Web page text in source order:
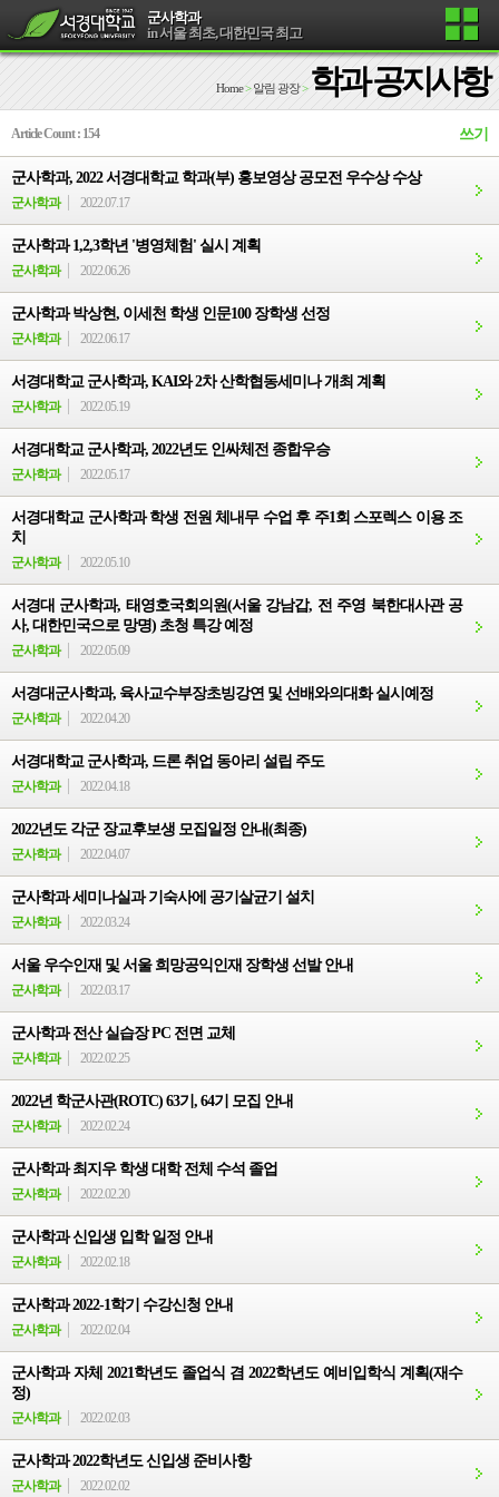
군사학과
in 서울 최초, 대한민국 최고
Home> 알림 광장> 학과 공지사항
Article Count : 154 쓰기
군사학과, 2022 서경대학교 학과(부) 홍보영상 공모전 우수상 수상
군사학과 2022.07.17
군사학과 1,2,3학년 '병영체험' 실시 계획
군사학과 2022.06.26
군사학과 박상현, 이세천 학생 인문100 장학생 선정
군사학과 2022.06.17
서경대학교 군사학과, KAI와 2차 산학협동세미나 개최 계획
군사학과 2022.05.19
서경대학교 군사학과, 2022년도 인싸체전 종합우승
군사학과 2022.05.17
서경대학교 군사학과 학생 전원 체내무 수업 후 주1회 스포렉스 이용 조
치
군사학과 2022.05.10
서경대 군사학과, 태영호국회의원(서울 강남갑, 전 주영 북한대사관 공
사, 대한민국으로 망명) 초청 특강 예정
군사학과 2022.05.09
서경대군사학과, 육사교수부장초빙강연 및 선배와의대화 실시예정
군사학과 2022.04.20
서경대학교 군사학과, 드론 취업 동아리 설립 주도
군사학과 2022.04.18
2022년도 각군 장교후보생 모집일정 안내(최종)
군사학과 2022.04.07
군사학과 세미나실과 기숙사에 공기살균기 설치
군사학과 2022.03.24
서울 우수인재 및 서울 희망공익인재 장학생 선발 안내
군사학과 2022.03.17
군사학과 전산 실습장 PC 전면 교체
군사학과 2022.02.25
2022년 학군사관(ROTC) 63기, 64기 모집 안내
군사학과 2022.02.24
군사학과 최지우 학생 대학 전체 수석 졸업
군사학과 2022.02.20
군사학과 신입생 입학 일정 안내
군사학과 2022.02.18
군사학과 2022-1학기 수강신청 안내
군사학과 2022.02.04
군사학과 자체 2021학년도 졸업식 겸 2022학년도 예비입학식 계획(재수
정)
군사학과 2022.02.03
군사학과 2022학년도 신입생 준비사항
군사학과 2022.02.02